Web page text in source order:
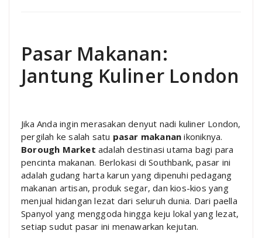
Pasar Makanan:
Jantung Kuliner London
Jika Anda ingin merasakan denyut nadi kuliner London,
pergilah ke salah satu pasar makanan ikoniknya.
Borough Market adalah destinasi utama bagi para
pencinta makanan. Berlokasi di Southbank, pasar ini
adalah gudang harta karun yang dipenuhi pedagang
makanan artisan, produk segar, dan kios-kios yang
menjual hidangan lezat dari seluruh dunia. Dari paella
Spanyol yang menggoda hingga keju lokal yang lezat,
setiap sudut pasar ini menawarkan kejutan.